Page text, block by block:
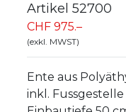
Artikel 52700
CHF 975.–
(exkl. MWST)
Ente aus
inkl.